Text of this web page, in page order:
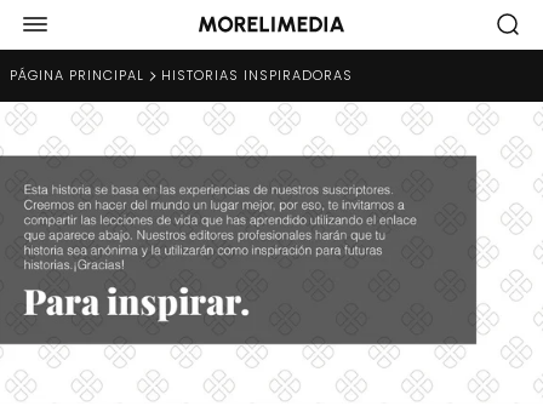
PÁGINA PRINCIPAL HISTORIAS INSPIRADORAS